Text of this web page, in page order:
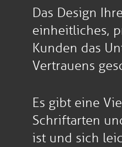
Das Design
einheitliches,
Kunden das
Vertrauens
Es gibt eine
Schriftarten
ist und sich